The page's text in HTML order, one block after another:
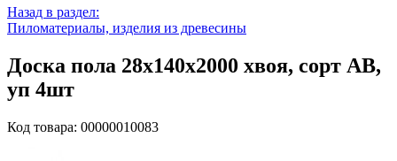
Назад в раздел:
Пиломатериалы, изделия из древесины
Доска пола 28х140х2000 хвоя, сорт АВ,
уп 4шт
Код товара: 00000010083